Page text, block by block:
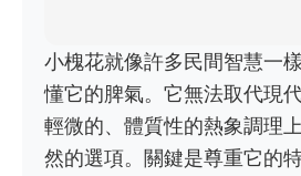
小槐花就像許多民間智慧一
懂它的脾氣。它無法取代現
輕微的、體質性的熱象調理
然的選項。關鍵是尊重它的